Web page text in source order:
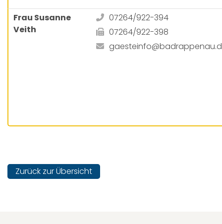
Frau Susanne
Veith
07264/922-394
07264/922-398
Zurück zur Übersicht